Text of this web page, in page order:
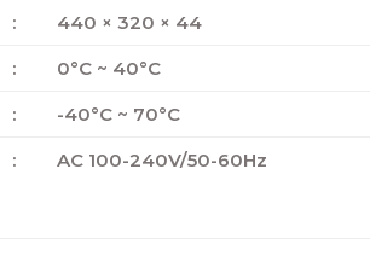
:
440 × 320 × 44
:
0°C ~ 40°C
:
-40°C ~ 70°C
: AC 100-240V/50-60Hz